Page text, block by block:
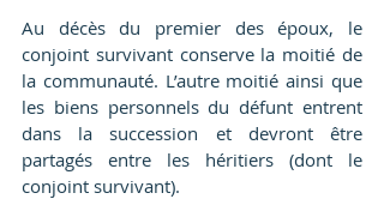
Au décès du premier des époux, le
conjoint survivant conserve la moitié de
la communauté. L’autre moitié ainsi que
les biens personnels du défunt entrent
dans la succession et devront être
partagés entre les héritiers (dont le
conjoint survivant).